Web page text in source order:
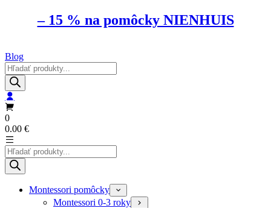
– 15 % na pomôcky NIENHUIS
Blog
Products
search
0
0.00 €
Products
search
Montessori pomôcky
Montessori 0-3 roky